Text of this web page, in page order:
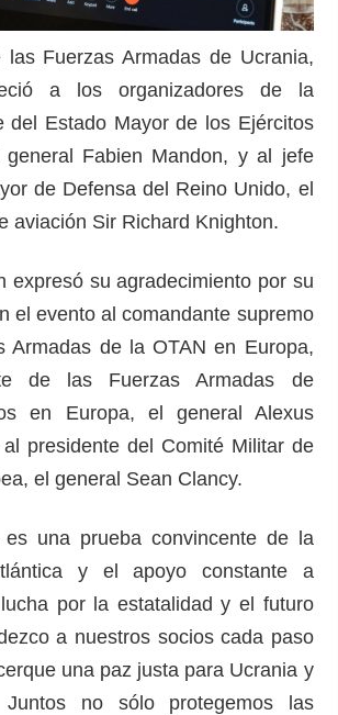
las Fuerzas Armadas de Ucrania,
a los organizadores de la
del Estado Mayor de los Ejércitos
Fabien Mandon, y al jefe
de Defensa del Reino Unido, el
aviación Sir Richard Knighton.
expresó su agradecimiento por su
el evento al comandante supremo
Armadas de la OTAN en Europa,
de las Fuerzas Armadas de
en Europa, el general Alexus
presidente del Comité Militar de
el general Sean Clancy.
es una prueba convincente de la
y el apoyo constante a
por la estatalidad y el futuro
a nuestros socios cada paso
una paz justa para Ucrania y
Juntos no sólo protegemos las